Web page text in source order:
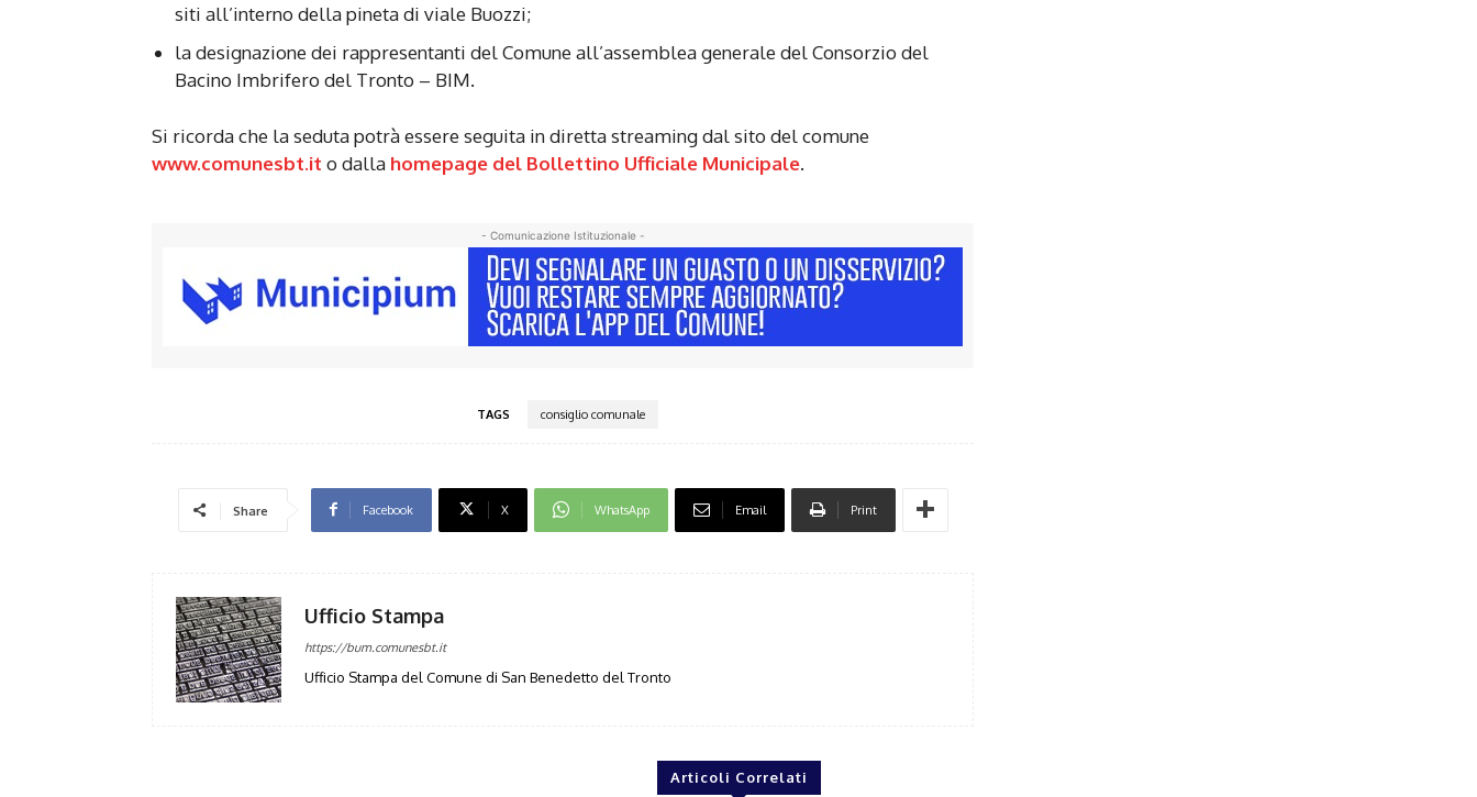
siti all’interno della pineta di viale Buozzi;
la designazione dei rappresentanti del Comune all’assemblea generale del Consorzio del
Bacino Imbrifero del Tronto – BIM.
Si ricorda che la seduta potrà essere seguita in diretta streaming dal sito del comune
www.comunesbt.it o dalla homepage del Bollettino Ufficiale Municipale.
- Comunicazione Istituzionale -
TAGS consiglio comunale
Share Facebook X WhatsApp Email Print
Ufficio Stampa
https://bum.comunesbt.it
Ufficio Stampa del Comune di San Benedetto del Tronto
Articoli Correlati